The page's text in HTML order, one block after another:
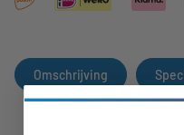
Omschrijving